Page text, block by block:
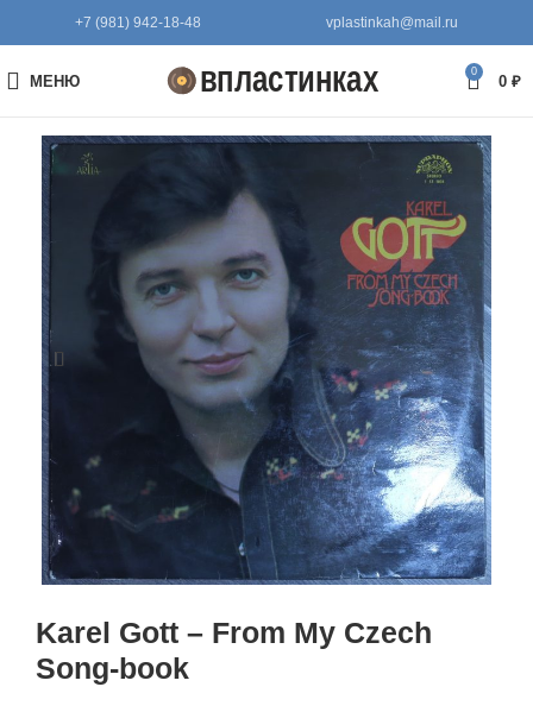
+7 (981) 942-18-48 vplastinkah@mail.ru
МЕНЮ
0
0 ₽
Karel Gott – From My Czech
Song-book